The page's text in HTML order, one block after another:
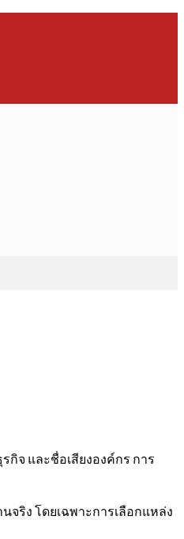
จ และชื่อเสียงองค์กร การ
ริง โดยเฉพาะการเลือกแหล่ง